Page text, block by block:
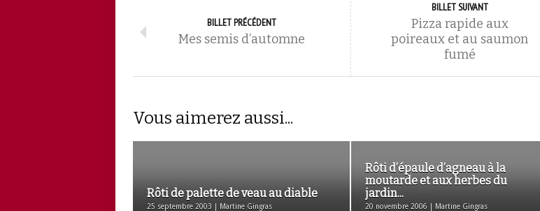
BILLET PRÉCÉDENT
Mes semis d’automne
BILLET SUIVANT
Pizza rapide aux
poireaux et au saumon
fumé
Vous aimerez aussi...
Rôti de palette de veau au diable
25 septembre 2003 | Martine Gingras
Rôti d’épaule d’agneau à la
moutarde et aux herbes du
jardin...
20 novembre 2006 | Martine Gingras